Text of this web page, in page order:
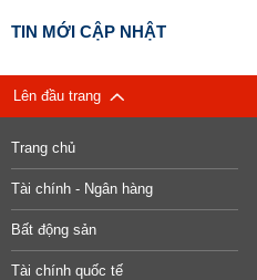
TIN MỚI CẬP NHẬT
Lên đầu trang
Trang chủ
Tài chính - Ngân hàng
Bất động sản
Tài chính quốc tế